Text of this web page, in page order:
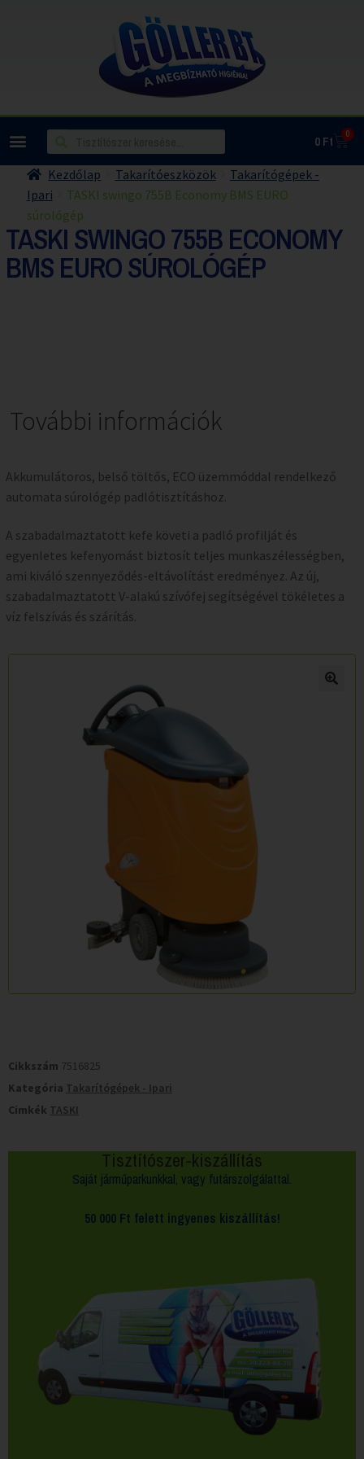
0Ft 0
Kezdőlap Takarítóeszközök
Takarítógépek -
Ipari
TASKI swingo 755B Economy BMS EURO
súrológép
TASKI SWINGO 755B ECONOMY
BMS EURO SÚROLÓGÉP
További információk
Akkumulátoros, belső töltős, ECO üzemmóddal rendelkező
automata súrológép padlótisztításhoz.
A szabadalmaztatott kefe követi a padló profilját és
egyenletes kefenyomást biztosít teljes munkaszélességben,
ami kiváló szennyeződés-eltávolítást eredményez. Az új,
szabadalmaztatott V-alakú szívófej segítségével tökéletes a
víz felszívás és szárítás.
Cikkszám 7516825
Kategória Takarítógépek - Ipari
Cimkék TASKI
Tisztítószer-kiszállítás
Saját járműparkunkkal, vagy futárszolgálattal.
50 000 Ft felett ingyenes kiszállítás!